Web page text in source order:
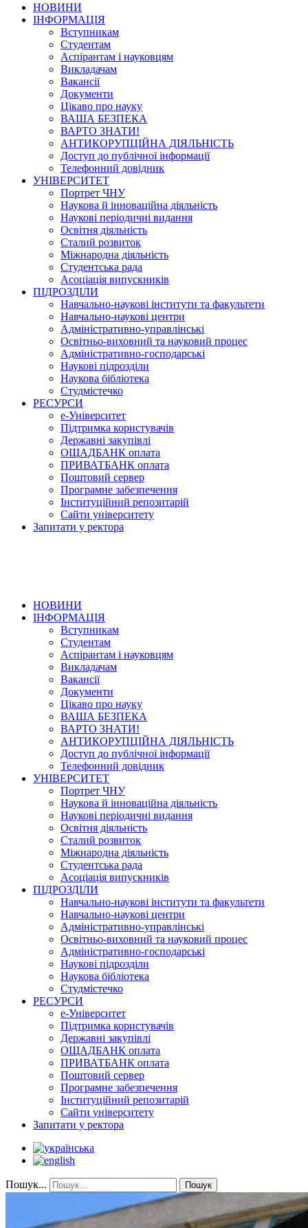
НОВИНИ
ІНФОРМАЦІЯ
Вступникам
Студентам
Аспірантам і науковцям
Викладачам
Вакансії
Документи
Цікаво про науку
ВАША БЕЗПЕКА
ВАРТО ЗНАТИ!
АНТИКОРУПЦІЙНА ДІЯЛЬНІСТЬ
Доступ до публічної інформації
Телефонний довідник
УНІВЕРСИТЕТ
Портрет ЧНУ
Наукова й інноваційна діяльність
Наукові періодичні видання
Освітня діяльність
Сталий розвиток
Міжнародна діяльність
Студентська рада
Асоціація випускників
ПІДРОЗДІЛИ
Навчально-наукові інститути та факультети
Навчально-наукові центри
Адміністративно-управлінські
Освітньо-виховний та науковий процес
Адміністративно-господарські
Наукові підрозділи
Наукова бібліотека
Студмістечко
РЕСУРСИ
е-Університет
Підтримка користувачів
Державні закупівлі
ОЩАДБАНК оплата
ПРИВАТБАНК оплата
Поштовий сервер
Програмне забезпечення
Інституційний репозитарій
Сайти університету
Запитати у ректора
НОВИНИ
ІНФОРМАЦІЯ
Вступникам
Студентам
Аспірантам і науковцям
Викладачам
Вакансії
Документи
Цікаво про науку
ВАША БЕЗПЕКА
ВАРТО ЗНАТИ!
АНТИКОРУПЦІЙНА ДІЯЛЬНІСТЬ
Доступ до публічної інформації
Телефонний довідник
УНІВЕРСИТЕТ
Портрет ЧНУ
Наукова й інноваційна діяльність
Наукові періодичні видання
Освітня діяльність
Сталий розвиток
Міжнародна діяльність
Студентська рада
Асоціація випускників
ПІДРОЗДІЛИ
Навчально-наукові інститути та факультети
Навчально-наукові центри
Адміністративно-управлінські
Освітньо-виховний та науковий процес
Адміністративно-господарські
Наукові підрозділи
Наукова бібліотека
Студмістечко
РЕСУРСИ
е-Університет
Підтримка користувачів
Державні закупівлі
ОЩАДБАНК оплата
ПРИВАТБАНК оплата
Поштовий сервер
Програмне забезпечення
Інституційний репозитарій
Сайти університету
Запитати у ректора
Пошук... Пошук